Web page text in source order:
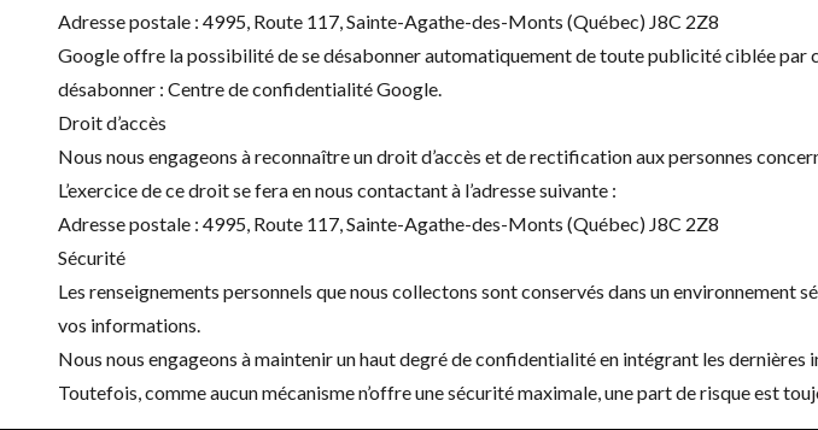
Adresse postale : 4995, Route 117, Sainte-Agathe-des-Monts (Québec) J8C 2Z8
Google offre la possibilité de se désabonner automatiquement de toute publicité ciblée par
désabonner : Centre de confidentialité Google.
Droit d’accès
Nous nous engageons à reconnaître un droit d’accès et de rectification aux personnes
L’exercice de ce droit se fera en nous contactant à l’adresse suivante :
Adresse postale : 4995, Route 117, Sainte-Agathe-des-Monts (Québec) J8C 2Z8
Sécurité
Les renseignements personnels que nous collectons sont conservés dans un
vos informations.
Nous nous engageons à maintenir un haut degré de confidentialité en intégrant les
Toutefois, comme aucun mécanisme n’offre une sécurité maximale, une part de risque est